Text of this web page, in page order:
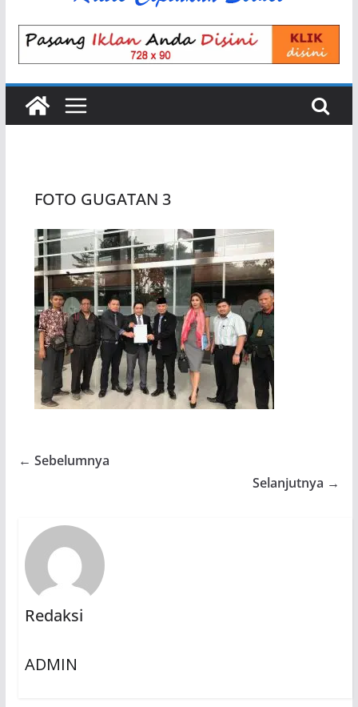
FOTO GUGATAN 3
← Sebelumnya
Selanjutnya →
Redaksi
ADMIN